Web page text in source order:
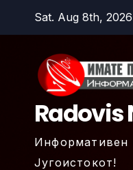
Sat. Aug 8th, 2026
Radovis
Информативен
Југоистокот!